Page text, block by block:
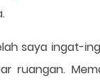
saya ingat-
ruangan.